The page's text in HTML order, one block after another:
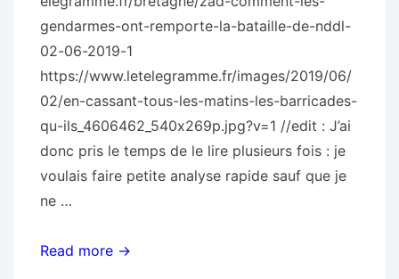
gendarmes-ont-remporte-la-bataille-de-nddl-
02-06-2019-1
https://www.letelegramme.fr/images/2019/06/
02/en-cassant-tous-les-matins-les-barricades-
qu-ils_4606462_540x269p.jpg?v=1 //edit : J’ai
donc pris le temps de le lire plusieurs fois : je
voulais faire petite analyse rapide sauf que je
ne …
#ZAD.
Read more →